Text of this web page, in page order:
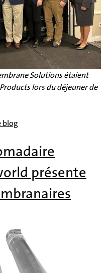
Solutions étaient
lors du déjeuner de
blog
présente